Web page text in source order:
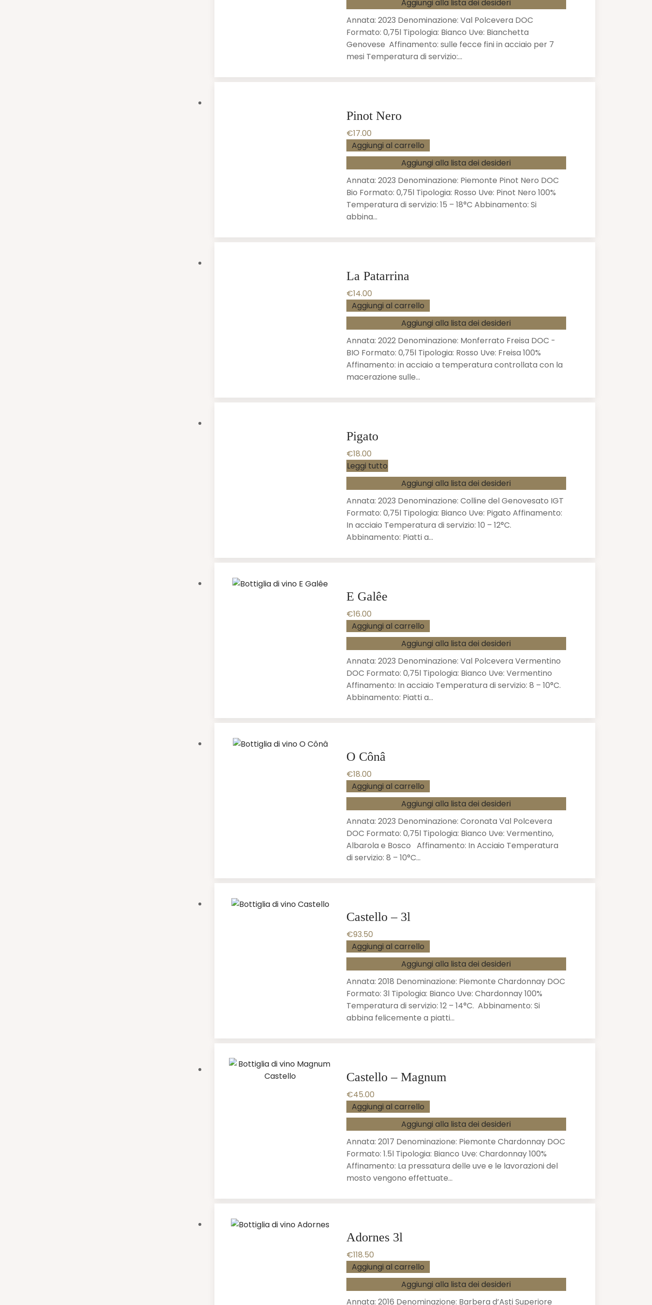
Aggiungi alla lista dei desideri
Annata: 2023 Denominazione: Val Polcevera DOC
Formato: 0,75l Tipologia: Bianco Uve: Bianchetta
Genovese Affinamento: sulle fecce fini in acciaio per 7
mesi Temperatura di servizio:…
Pinot Nero
€17.00
Aggiungi al carrello
Aggiungi alla lista dei desideri
Annata: 2023 Denominazione: Piemonte Pinot Nero DOC
Bio Formato: 0,75l Tipologia: Rosso Uve: Pinot Nero 100%
Temperatura di servizio: 15 – 18°C Abbinamento: Si
abbina…
La Patarrina
€14.00
Aggiungi al carrello
Aggiungi alla lista dei desideri
Annata: 2022 Denominazione: Monferrato Freisa DOC -
BIO Formato: 0,75l Tipologia: Rosso Uve: Freisa 100%
Affinamento: in acciaio a temperatura controllata con la
macerazione sulle…
Pigato
€18.00
Leggi tutto
Aggiungi alla lista dei desideri
Annata: 2023 Denominazione: Colline del Genovesato IGT
Formato: 0,75l Tipologia: Bianco Uve: Pigato Affinamento:
In acciaio Temperatura di servizio: 10 – 12°C.
Abbinamento: Piatti a…
E Galêe
€16.00
Aggiungi al carrello
Aggiungi alla lista dei desideri
Annata: 2023 Denominazione: Val Polcevera Vermentino
DOC Formato: 0,75l Tipologia: Bianco Uve: Vermentino
Affinamento: In acciaio Temperatura di servizio: 8 – 10°C.
Abbinamento: Piatti a…
O Cônâ
€18.00
Aggiungi al carrello
Aggiungi alla lista dei desideri
Annata: 2023 Denominazione: Coronata Val Polcevera
DOC Formato: 0,75l Tipologia: Bianco Uve: Vermentino,
Albarola e Bosco Affinamento: In Acciaio Temperatura
di servizio: 8 – 10°C…
Castello – 3l
€93.50
Aggiungi al carrello
Aggiungi alla lista dei desideri
Annata: 2018 Denominazione: Piemonte Chardonnay DOC
Formato: 3l Tipologia: Bianco Uve: Chardonnay 100%
Temperatura di servizio: 12 – 14°C. Abbinamento: Si
abbina felicemente a piatti…
Castello – Magnum
€45.00
Aggiungi al carrello
Aggiungi alla lista dei desideri
Annata: 2017 Denominazione: Piemonte Chardonnay DOC
Formato: 1.5l Tipologia: Bianco Uve: Chardonnay 100%
Affinamento: La pressatura delle uve e le lavorazioni del
mosto vengono effettuate…
Adornes 3l
€118.50
Aggiungi al carrello
Aggiungi alla lista dei desideri
Annata: 2016 Denominazione: Barbera d’Asti Superiore